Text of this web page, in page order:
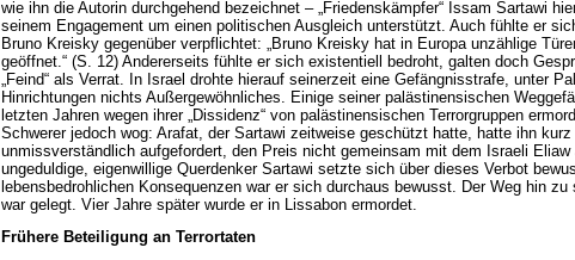
wie ihn die Autorin durchgehend bezeichnet – „Friedenskämpfer“ Issam Sartawi
seinem Engagement um einen politischen Ausgleich unterstützt. Auch fühlte er
Bruno Kreisky gegenüber verpflichtet: „Bruno Kreisky hat in Europa unzählige
geöffnet.“ (S. 12) Andererseits fühlte er sich existentiell bedroht, galten doch
„Feind“ als Verrat. In Israel drohte hierauf seinerzeit eine Gefängnisstrafe, unter
Hinrichtungen nichts Außergewöhnliches. Einige seiner palästinensischen
letzten Jahren wegen ihrer „Dissidenz“ von palästinensischen Terrorgruppen
Schwerer jedoch wog: Arafat, der Sartawi zeitweise geschützt hatte, hatte ihn
unmissverständlich aufgefordert, den Preis nicht gemeinsam mit dem Israeli Eliaw
ungeduldige, eigenwillige Querdenker Sartawi setzte sich über dieses Verbot
lebensbedrohlichen Konsequenzen war er sich durchaus bewusst. Der Weg hin zu
war gelegt. Vier Jahre später wurde er in Lissabon ermordet.
Frühere Beteiligung an Terrortaten